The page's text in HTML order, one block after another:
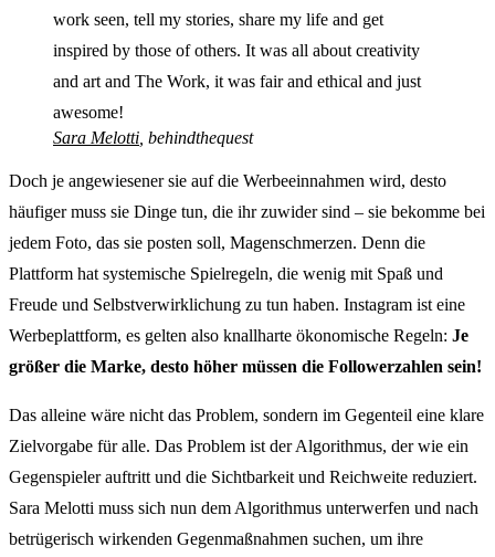
work seen, tell my stories, share my life and get
inspired by those of others. It was all about creativity
and art and The Work, it was fair and ethical and just
awesome!
Sara Melotti , behindthequest
Doch je angewiesener sie auf die Werbeeinnahmen wird, desto
häufiger muss sie Dinge tun, die ihr zuwider sind – sie bekomme bei
jedem Foto, das sie posten soll, Magenschmerzen. Denn die
Plattform hat systemische Spielregeln, die wenig mit Spaß und
Freude und Selbstverwirklichung zu tun haben. Instagram ist eine
Werbeplattform, es gelten also knallharte ökonomische Regeln: Je
größer die Marke, desto höher müssen die Followerzahlen sein!
Das alleine wäre nicht das Problem, sondern im Gegenteil eine klare
Zielvorgabe für alle. Das Problem ist der Algorithmus, der wie ein
Gegenspieler auftritt und die Sichtbarkeit und Reichweite reduziert.
Sara Melotti muss sich nun dem Algorithmus unterwerfen und nach
betrügerisch wirkenden Gegenmaßnahmen suchen, um ihre